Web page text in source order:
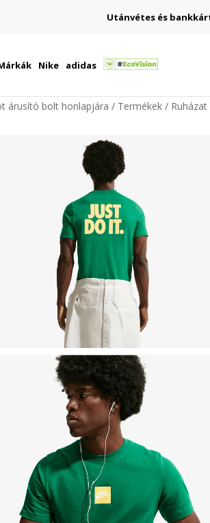
Utánvétes és
Nike adidas
árusító bolt honlapjára Termékek Ruházat